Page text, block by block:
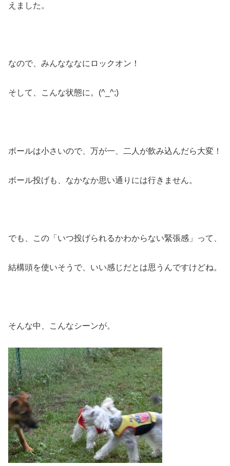
えました。
なので、みんなななにロックオン！
そして、こんな状態に。(^_^;)
ボールは小さいので、万が一、二人が飲み込んだら大変！
ボール投げも、なかなか思い通りには行きません。
でも、この「いつ投げられるかわからない緊張感」って、
結構頭を使いそうで、いい感じだとは思うんですけどね。
そんな中、こんなシーンが。